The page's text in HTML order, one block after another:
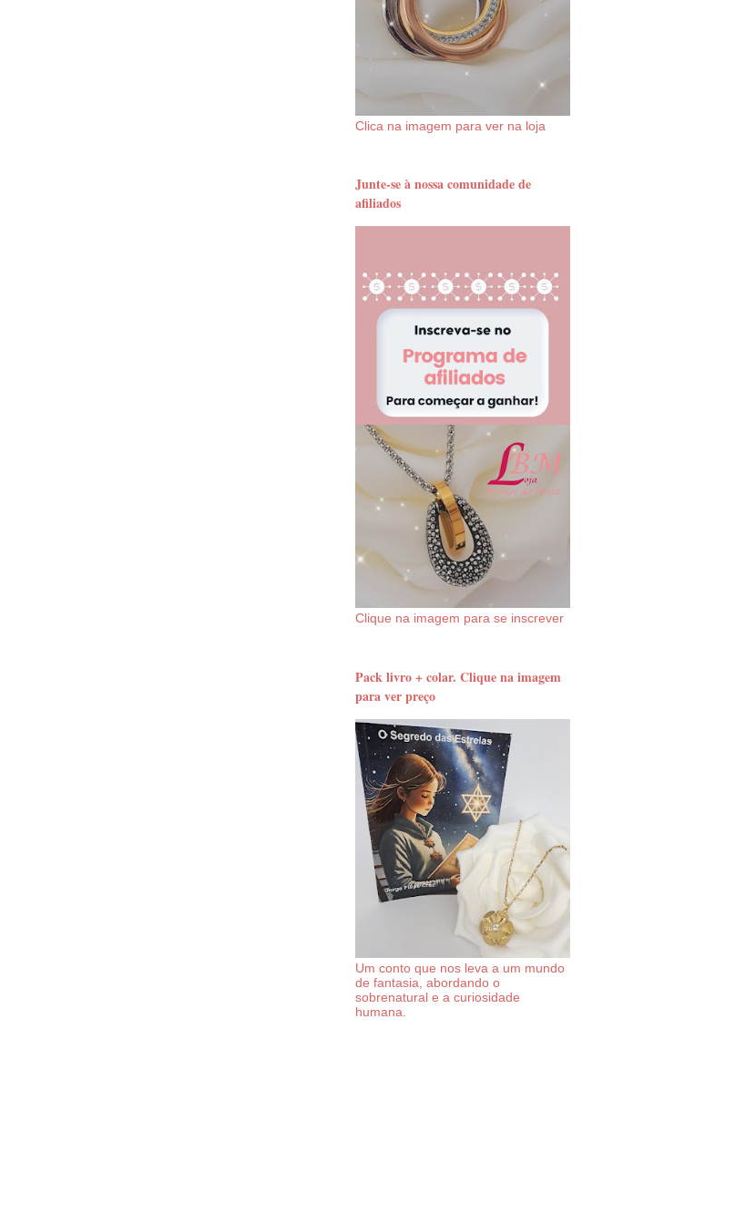
Clica na imagem para ver na loja
Junte-se à nossa comunidade de
afiliados
Clique na imagem para se inscrever
Pack livro + colar. Clique na imagem
para ver preço
Um conto que nos leva a um mundo
de fantasia, abordando o
sobrenatural e a curiosidade
humana.